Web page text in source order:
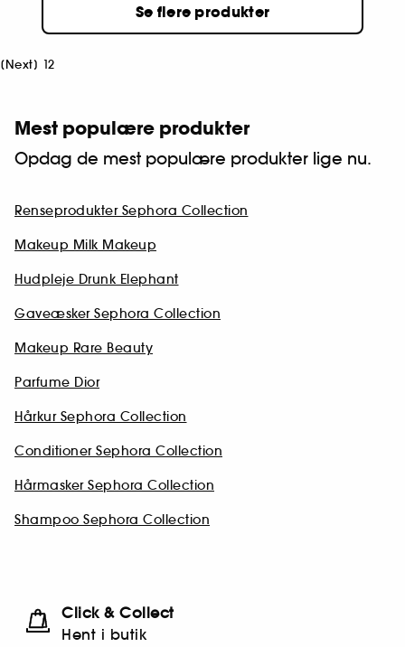
Se flere produkter
[Next] 12
Mest populære produkter
Opdag de mest populære produkter lige nu.
Renseprodukter Sephora Collection
Makeup Milk Makeup
Hudpleje Drunk Elephant
Gaveæsker Sephora Collection
Makeup Rare Beauty
Parfume Dior
Hårkur Sephora Collection
Conditioner Sephora Collection
Hårmasker Sephora Collection
Shampoo Sephora Collection
Click & Collect
Hent i butik